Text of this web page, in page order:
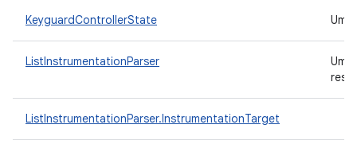
KeyguardControllerState Um
ListInstrumentationParser Um
ListInstrumentationParser.InstrumentationTarget